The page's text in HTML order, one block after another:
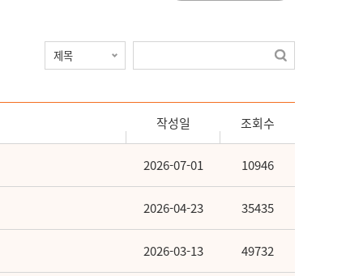
작성일 조회수
2026-07-01 10946
2026-04-23 35435
2026-03-13 49732